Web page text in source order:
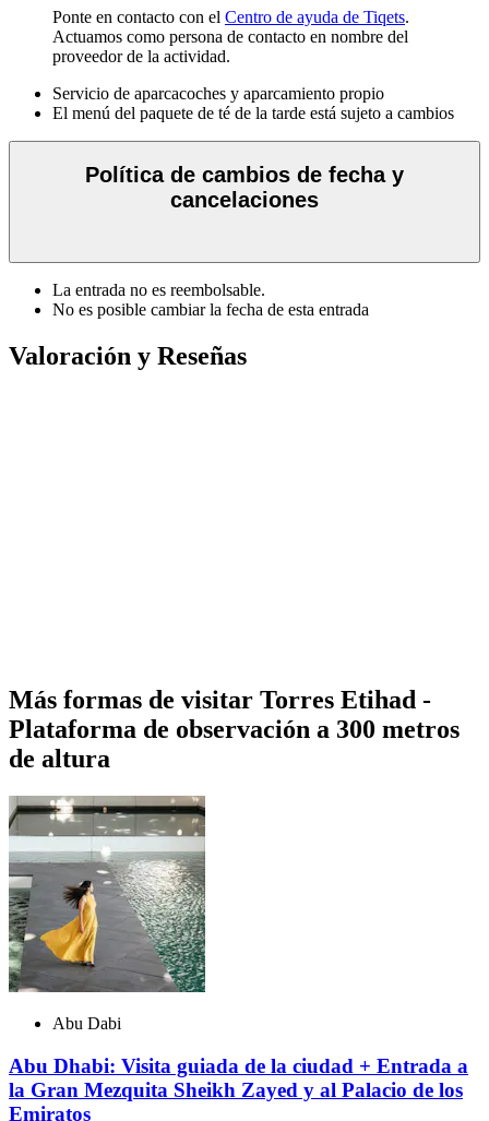
Ponte en contacto con el Centro de ayuda de Tiqets.
Actuamos como persona de contacto en nombre del
proveedor de la actividad.
Servicio de aparcacoches y aparcamiento propio
El menú del paquete de té de la tarde está sujeto a cambios
Política de cambios de fecha y
cancelaciones
La entrada no es reembolsable.
No es posible cambiar la fecha de esta entrada
Valoración y Reseñas
Más formas de visitar Torres Etihad -
Plataforma de observación a 300 metros
de altura
Abu Dabi
Abu Dhabi: Visita guiada de la ciudad + Entrada a
la Gran Mezquita Sheikh Zayed y al Palacio de los
Emiratos